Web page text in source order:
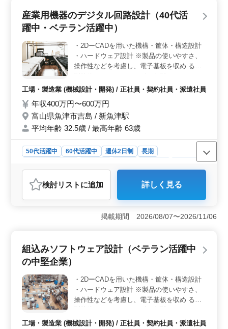
体・材料メーカー向けに使用される真空装置の設計が中
心です。新規開発や既存装置の改良のため、仕様検討か
経験者を歓迎し、特に真空装置やメカ設計、制御設計の
経験がある方は優遇されます。 ＜働きやすい環境
＞ 週5日の柔軟な働き方で、残業は少なめです。駅から
のアクセスも良好で、車通勤も可能です。給与や手当も
魅力的で、賞与も年2回支給されます。福利厚生も整って
おり、安心してお仕事に専念できます。
産業用機器のデジタル回路設計（40代活
躍中・ベテラン活躍中）
・2DーCADを用いた機構・筐体・構造設計
・ハードウェア設計 ※製品の使いやすさ、
操作性などを考慮し、電子基板を収め る小
型筐体から2～3mサイズの大型ラックまでの
金属筐 体を電子回路設計エンジニアと協力
40代活躍している現場です。 ぜひご応募く
ださい！
工場・製造業 (機械設計・開発) / 正社員・契約社員・派遣社員
年収400万円〜600万円
富山県魚津市吉島 / 新魚津駅
平均年齢 32.5歳 / 最高年齢 63歳
50代活躍中 60代活躍中 週休2日制
長期
派遣社員
おすすめポイント
＜魅力的な条件＞ 40代を中心にベテランエンジニアが
活躍する環境で、経験者を歓迎しています。2D-CADを用
いた機構・筐体・構造設計の経験がある方、ぜひご応募
600万円で通勤手当は全額支給致します。賞与は年2回、
計2.50ヶ月分あります。雇用・労災・健康・厚生・財形
力を活かしてキャリアアップ＞ LSI設計、IP開発、組込
システム開発など、多岐にわたる技術領域で経験を積
み、スキルを高められる環境が整っています。ぜひ、お
仕事に興味を持っていただいた方はご応募をお待ちして
おります。
検討リスト に追加 詳しく見る
掲載期間 2026/08/07〜2026/11/06
組込みソフトウェア設計（ベテラン活躍中
の中堅企業）
・2DーCADを用いた機構・筐体・構造設計
・ハードウェア設計 ※製品の使いやすさ、
操作性などを考慮し、電子基板を収め る小
金属筐 体を電子回路設計エンジニアと協力
工場・製造業 (機械設計・開発) / 正社員・契約社員・派遣社員